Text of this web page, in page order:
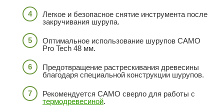
Легкое и безопасное снятие инструмента после
закручивания шурупа.
Оптимальное использование шурупов CAMO
Pro Tech 48 мм.
Предотвращение растрескивания древесины
благодаря специальной конструкции шурупов.
Рекомендуется CAMO сверло для работы с
термодревесиной.